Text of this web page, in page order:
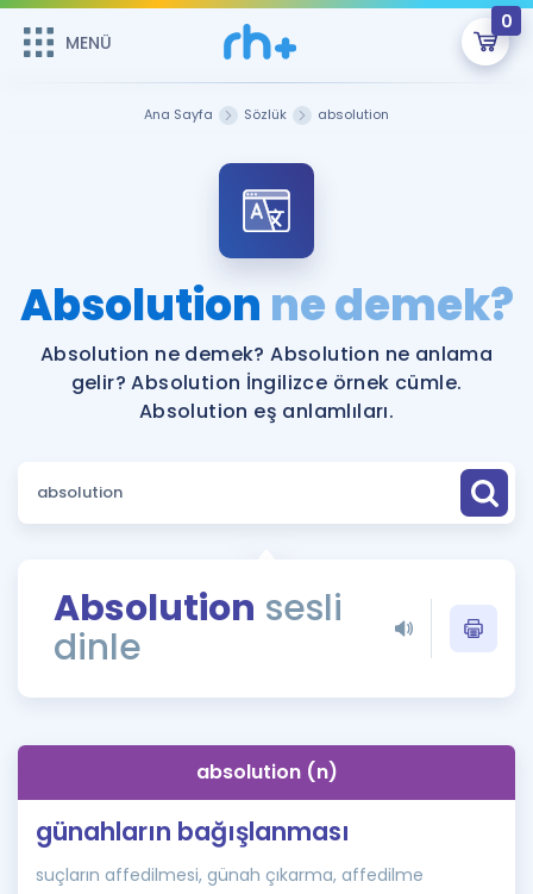
MENÜ
0
ÜYE DEĞİLİM
Sepetin Şu An Boş.
Remzi Hoca ile seni sınava hazırlayacak onlarca eğitim seni
bekliyor!
MENÜ
Faydalı Araçlar
Sözlük
Rehberlik Aracı
ÖSYM Sınav Takvimi
İngilizce Gramer
Hakkımızda
Ana Sayfa Sözlük absolution
Absolution ne demek?
Absolution ne demek? Absolution ne anlama
gelir? Absolution İngilizce örnek cümle.
Absolution eş anlamlıları.
Absolution sesli
dinle
absolution (n)
günahların bağışlanması
suçların affedilmesi, günah çıkarma, affedilme